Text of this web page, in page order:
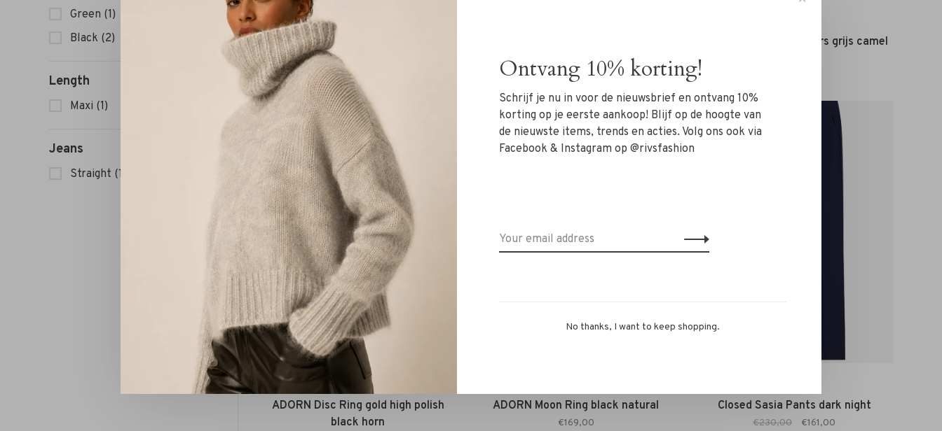
Green (1)
Black (2)
Length
Maxi (1)
Jeans
Straight (1)
Ring met steen en krans van parel
Janice Stanley Sneakers grijs camel
ADORN
ADORN Disc Ring gold high polish
black horn
ADORN Moon Ring black natural
€169,00
-30%
Closed Sasia Pants dark night
€230,00 €161,00
Ontvang 10% korting!
Schrijf je nu in voor de nieuwsbrief en ontvang 10%
korting op je eerste aankoop! Blijf op de hoogte van
de nieuwste items, trends en acties. Volg ons ook via
Facebook & Instagram op @rivsfashion
No thanks, I want to keep shopping.